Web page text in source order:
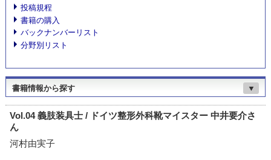
投稿規程
書籍の購入
バックナンバーリスト
分野別リスト
書籍情報から探す ▼
Vol.04 義肢装具士 / ドイツ整形外科靴マイスター 中井要介さ
ん
河村由実子